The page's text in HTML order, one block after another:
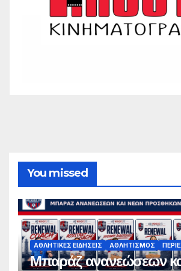
You missed
ΑΘΛΗΤΙΚΈΣ ΕΙΔΉΣΕΙΣ ΑΘΛΗΤΙΣΜΌΣ
Μπαράζ ανανεώσεων